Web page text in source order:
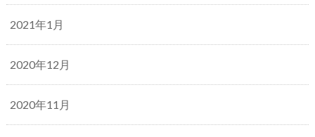
2021年1月
2020年12月
2020年11月